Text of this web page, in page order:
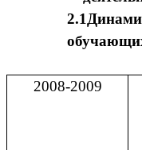
2008-2009